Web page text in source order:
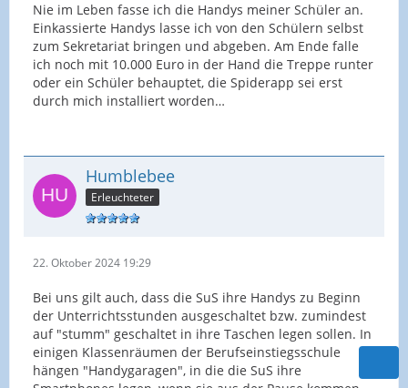
Nie im Leben fasse ich die Handys meiner Schüler an.
Einkassierte Handys lasse ich von den Schülern selbst
zum Sekretariat bringen und abgeben. Am Ende falle
ich noch mit 10.000 Euro in der Hand die Treppe runter
oder ein Schüler behauptet, die Spiderapp sei erst
durch mich installiert worden…
Humblebee
Erleuchteter
22. Oktober 2024 19:29
Bei uns gilt auch, dass die SuS ihre Handys zu Beginn
der Unterrichtsstunden ausgeschaltet bzw. zumindest
auf "stumm" geschaltet in ihre Taschen legen sollen. In
einigen Klassenräumen der Berufseinstiegsschule
hängen "Handygaragen", in die die SuS ihre